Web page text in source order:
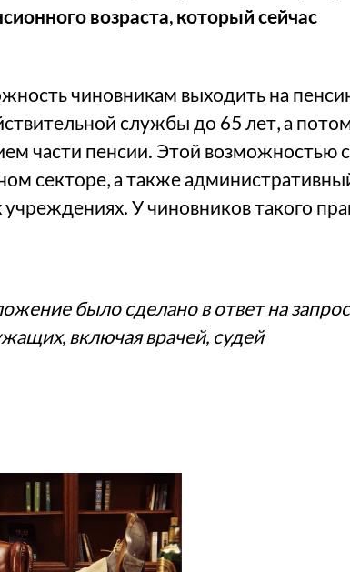
возраста, который сейчас
чиновникам выходить на
службы до 65 лет, а
части пенсии. Этой возможностью
секторе, а также
У чиновников такого
было сделано в ответ на запрос
включая врачей, судей